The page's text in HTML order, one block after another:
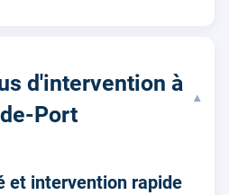
d'intervention à
Port
▾
et intervention rapide